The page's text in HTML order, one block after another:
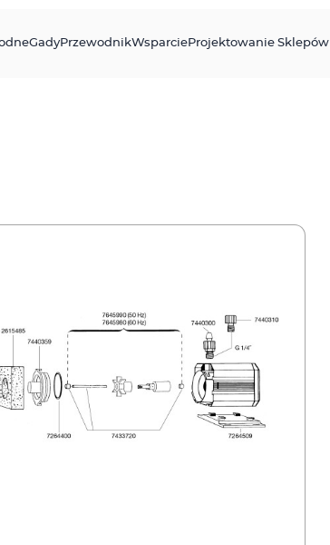
GadyPrzewodnikWsparcieProjektowanie Sklepów